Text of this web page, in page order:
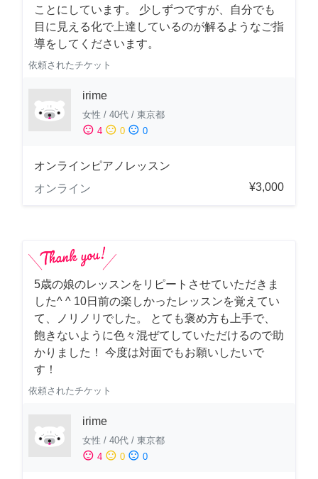
ことにしています。 少しずつですが、自分でも
目に見える化で上達しているのが解るようなご指
導をしてくださいます。
依頼されたチケット
irime
女性 / 40代 / 東京都
sentiment_satisfied 4 sentiment_neutral 0 sentiment_dissatisfied 0
オンラインピアノレッスン
オンライン
¥3,000
5歳の娘のレッスンをリピートさせていただきま
した^ ^ 10日前の楽しかったレッスンを覚えてい
て、ノリノリでした。 とても褒め方も上手で、
飽きないように色々混ぜてしていただけるので助
かりました！ 今度は対面でもお願いしたいで
す！
依頼されたチケット
irime
女性 / 40代 / 東京都
sentiment_satisfied 4 sentiment_neutral 0 sentiment_dissatisfied 0